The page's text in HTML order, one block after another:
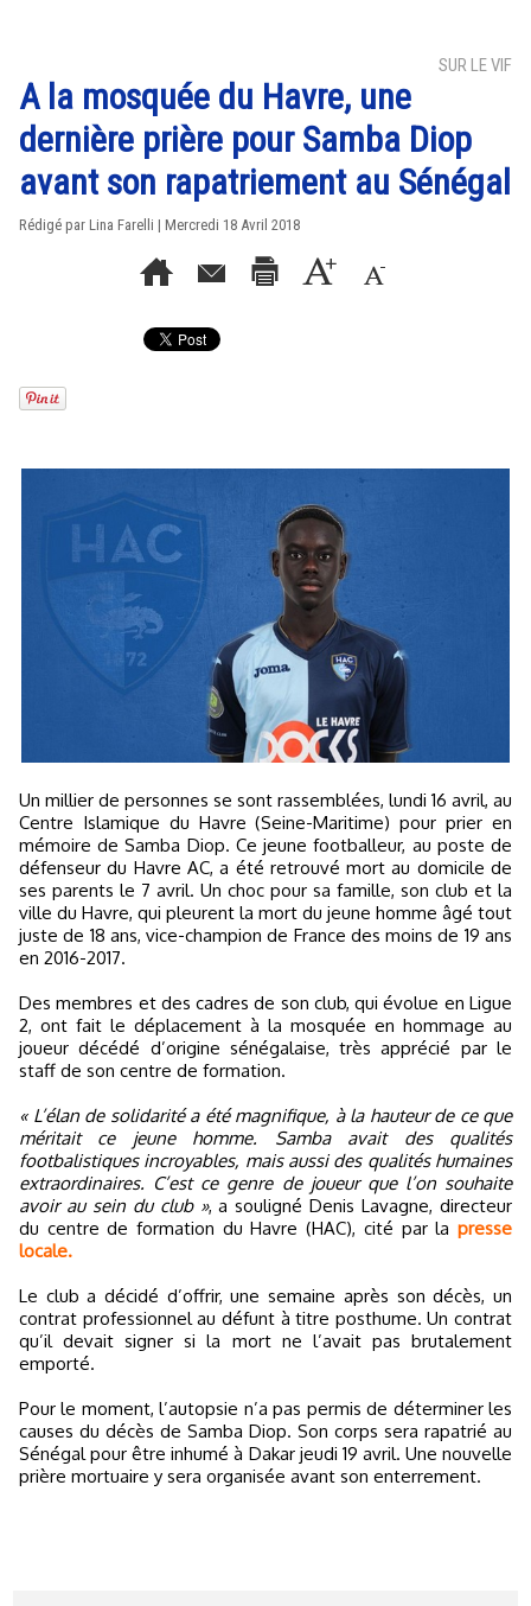
SUR LE VIF
A la mosquée du Havre, une
dernière prière pour Samba Diop
avant son rapatriement au Sénégal
Rédigé par Lina Farelli | Mercredi 18 Avril 2018
Un millier de personnes se sont rassemblées, lundi 16 avril, au
Centre Islamique du Havre (Seine-Maritime) pour prier en
mémoire de Samba Diop. Ce jeune footballeur, au poste de
défenseur du Havre AC, a été retrouvé mort au domicile de
ses parents le 7 avril. Un choc pour sa famille, son club et la
ville du Havre, qui pleurent la mort du jeune homme âgé tout
juste de 18 ans, vice-champion de France des moins de 19 ans
en 2016-2017.
Des membres et des cadres de son club, qui évolue en Ligue
2, ont fait le déplacement à la mosquée en hommage au
joueur décédé d’origine sénégalaise, très apprécié par le
staff de son centre de formation.
« L’élan de solidarité a été magnifique, à la hauteur de ce que
méritait ce jeune homme. Samba avait des qualités
footbalistiques incroyables, mais aussi des qualités humaines
extraordinaires. C’est ce genre de joueur que l’on souhaite
avoir au sein du club », a souligné Denis Lavagne, directeur
du centre de formation du Havre (HAC), cité par la presse
locale.
Le club a décidé d’offrir, une semaine après son décès, un
contrat professionnel au défunt à titre posthume. Un contrat
qu’il devait signer si la mort ne l’avait pas brutalement
emporté.
Pour le moment, l’autopsie n’a pas permis de déterminer les
causes du décès de Samba Diop. Son corps sera rapatrié au
Sénégal pour être inhumé à Dakar jeudi 19 avril. Une nouvelle
prière mortuaire y sera organisée avant son enterrement.